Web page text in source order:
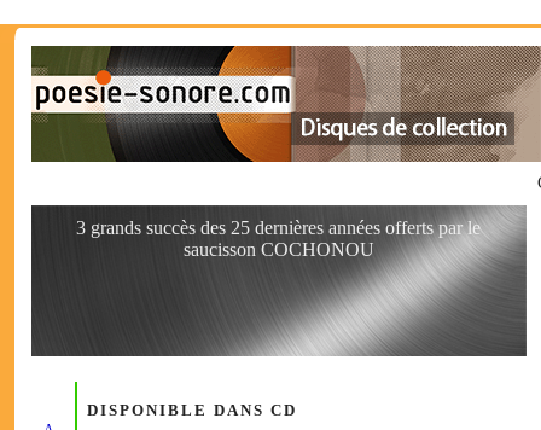
3 grands succès des 25 dernières années offerts par le
saucisson COCHONOU
DISPONIBLE DANS CD